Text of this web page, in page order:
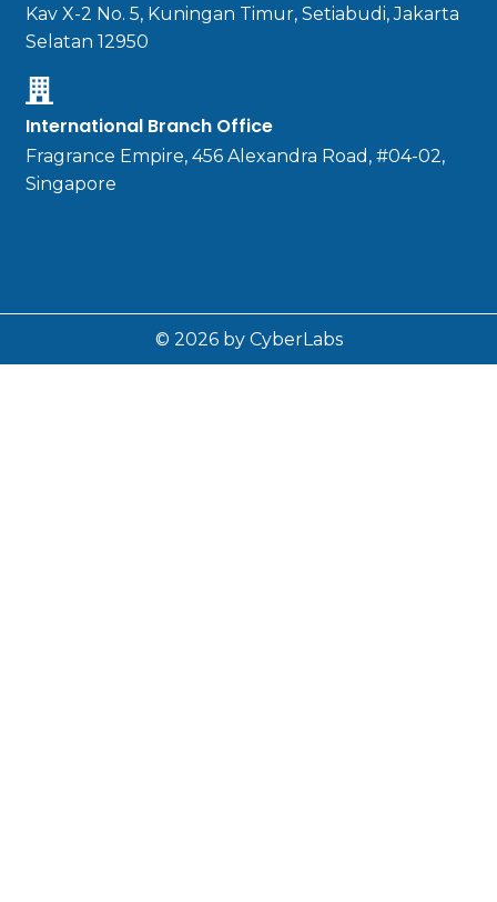
Kav X-2 No. 5, Kuningan Timur, Setiabudi, Jakarta
Selatan 12950
International Branch Office
Fragrance Empire, 456 Alexandra Road, #04-02,
Singapore
© 2026 by CyberLabs